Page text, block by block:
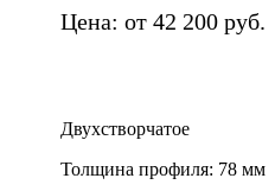
Цена: от 42 200 руб.
Двухстворчатое
Толщина профиля: 78 мм